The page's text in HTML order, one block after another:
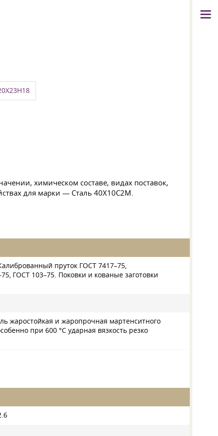
химическом составе, видах поставок,
для марки — Сталь 40Х10С2М.
пруток ГОСТ 7417–75,
, ГОСТ 103–75. Поковки и кованые заготовки
жаростойкая и жаропрочная мартенситного
при 600 °C ударная вязкость резко